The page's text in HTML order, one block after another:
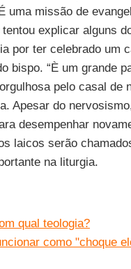
uma missão de
explicar alguns
por ter celebrado um
bispo. “È um grande
pelo casal de
Apesar do
desempenhar
laicos serão
na liturgia.
qual teologia?
como "choque